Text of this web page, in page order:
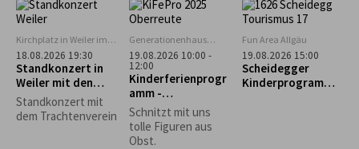
zum Biolandhof
Heim in Scheffau
Schützengesellsch
aft Scheidegg
Kirchplatz in Weiler im
Allgäu
18.08.2026 19:30
Standkonzert in
Weiler mit den
Trachtlern
Standkonzert mit
dem Trachtenverein
Generationenhaus
Oberreute
19.08.2026 10:00 -
12:00
Kinderferienprogr
amm -
Obstschnitzen-
AUSGEBUCHT!!!
Schnitzt mit uns
tolle Figuren aus
Obst.
Fun Area Allgäu
19.08.2026 15:00
Scheidegger
Kinderprogramm: